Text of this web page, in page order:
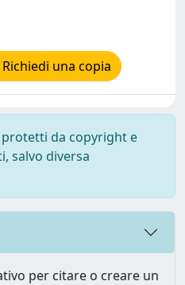
Richiedi una copia
da copyright e
salvo diversa
per citare o creare un